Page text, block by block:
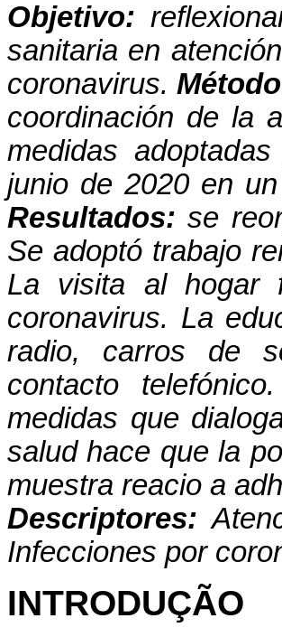
Objetivo:
sanitaria en
coronavirus.
coordinación de la
medidas
junio de 2020 en
Resultados: se
Se adoptó trabajo
La visita al hogar
coronavirus. La
radio, carros de
contacto telefónico.
medidas que
salud hace que la
muestra reacio a
Descriptores:
Infecciones por
INTRODUÇÃO